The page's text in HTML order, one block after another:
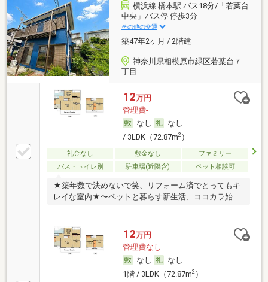
横浜線 橋本駅 バス18分/「若葉台
中央」バス停 停歩3分
その他の交通
築47年2ヶ月 / 2階建
神奈川県相模原市緑区若葉台７
丁目
12万円
管理費-
なし
なし
/ 3LDK（72.87m2）
礼金なし 敷金なし
ファミリー
バス・トイレ別
駐車場(近隣含) ペット相談可
★築年数で決めないで笑、リフォーム済でとってもキ
レイな室内★〜ペットと暮らす新生活、ココカラ始ま
12万円
管理費なし
なし
なし
1階 / 3LDK（72.87m2）